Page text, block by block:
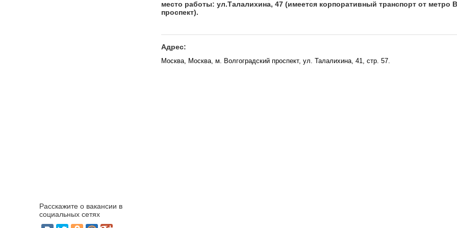
место работы: ул.Талалихина, 47 (имеется корпоративный транспорт от метро
проспект).
Адрес:
Москва, Москва, м. Волгоградский проспект, ул. Талалихина, 41, стр. 57.
Расскажите о вакансии в
социальных сетях